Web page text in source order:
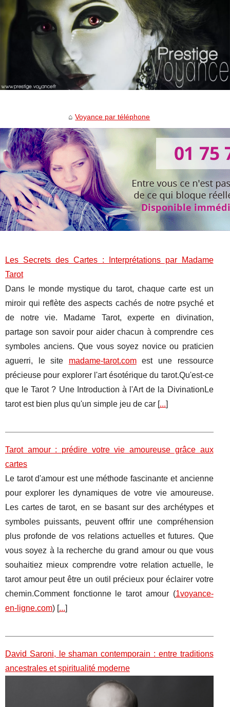
Voyance par téléphone
Les Secrets des Cartes : Interprétations par Madame
Tarot
Dans le monde mystique du tarot, chaque carte est un
miroir qui reflète des aspects cachés de notre psyché et
de notre vie. Madame Tarot, experte en divination,
partage son savoir pour aider chacun à comprendre ces
symboles anciens. Que vous soyez novice ou praticien
aguerri, le site madame-tarot.comest une ressource
précieuse pour explorer l'art ésotérique du tarot.Qu'est-ce
que le Tarot ? Une Introduction à l'Art de la DivinationLe
tarot est bien plus qu'un simple jeu de car [...]
Tarot amour : prédire votre vie amoureuse grâce aux
cartes
Le tarot d'amour est une méthode fascinante et ancienne
pour explorer les dynamiques de votre vie amoureuse.
Les cartes de tarot, en se basant sur des archétypes et
symboles puissants, peuvent offrir une compréhension
plus profonde de vos relations actuelles et futures. Que
vous soyez à la recherche du grand amour ou que vous
souhaitiez mieux comprendre votre relation actuelle, le
tarot amour peut être un outil précieux pour éclairer votre
chemin.Comment fonctionne le tarot amour (1voyance-
en-ligne.com) [...]
David Saroni, le shaman contemporain : entre traditions
ancestrales et spiritualité moderne